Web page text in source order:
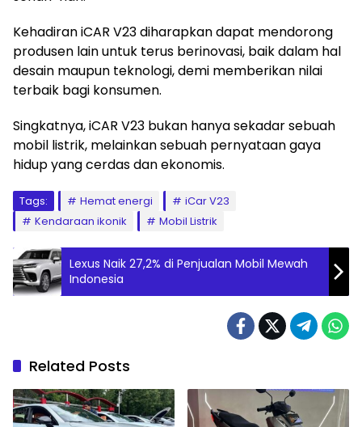
Kehadiran iCAR V23 diharapkan dapat mendorong
produsen lain untuk terus berinovasi, baik dalam hal
desain maupun teknologi, demi memberikan nilai
terbaik bagi konsumen.
Singkatnya, iCAR V23 bukan hanya sekadar sebuah
mobil listrik, melainkan sebuah pernyataan gaya
hidup yang cerdas dan ekonomis.
Tags: Hemat energi
iCar V23
Kendaraan ikonik
Mobil Listrik
Lexus Naik 27,2% di Penjualan Mobil Mewah
Indonesia
Related Posts